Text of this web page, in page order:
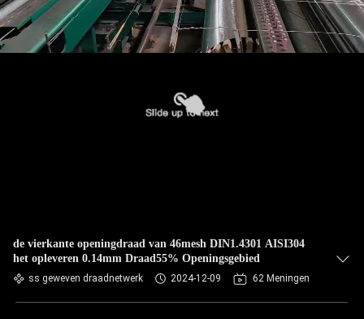
de vierkante openingdraad van 46mesh DIN1.4301 AISI304
het opleveren 0.14mm Draad55% Openingsgebied
ss geweven draadnetwerk 2024-12-09 62 Meningen